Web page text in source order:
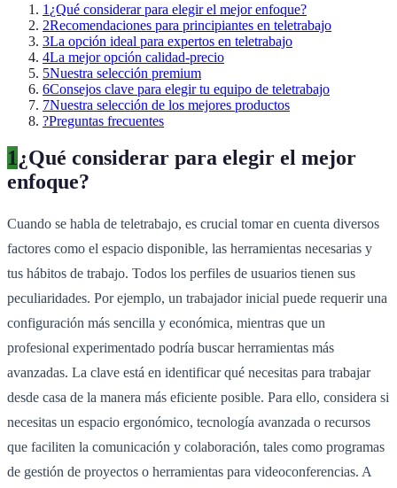
1 ¿Qué considerar para elegir el mejor enfoque?
2Recomendaciones para principiantes en teletrabajo
3La opción ideal para expertos en teletrabajo
4La mejor opción calidad-precio
5Nuestra selección premium
6Consejos clave para elegir tu equipo de teletrabajo
7Nuestra selección de los mejores productos
?Preguntas frecuentes
1¿Qué considerar para elegir el mejor
enfoque?
Cuando se habla de teletrabajo, es crucial tomar en cuenta diversos
factores como el espacio disponible, las herramientas necesarias y
tus hábitos de trabajo. Todos los perfiles de usuarios tienen sus
peculiaridades. Por ejemplo, un trabajador inicial puede requerir una
configuración más sencilla y económica, mientras que un
profesional experimentado podría buscar herramientas más
avanzadas. La clave está en identificar qué necesitas para trabajar
desde casa de la manera más eficiente posible. Para ello, considera si
necesitas un espacio ergonómico, tecnología avanzada o recursos
que faciliten la comunicación y colaboración, tales como programas
de gestión de proyectos o herramientas para videoconferencias. A